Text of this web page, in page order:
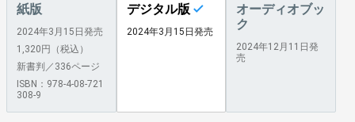
紙版
2024年3月15日発売
1,320円（税込）
新書判／336ページ
ISBN：978-4-08-721
308-9
デジタル版
2024年3月15日発売
オーディオブッ
ク
2024年12月11日発
売